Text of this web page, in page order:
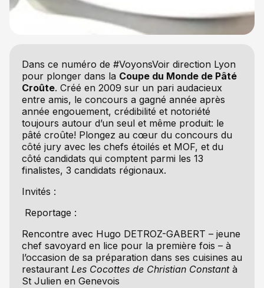
Dans ce numéro de #VoyonsVoir direction Lyon
pour plonger dans la Coupe du Monde de Pâté
Croûte. Créé en 2009 sur un pari audacieux
entre amis, le concours a gagné année après
année engouement, crédibilité et notoriété
toujours autour d’un seul et même produit: le
pâté croûte! Plongez au cœur du concours du
côté jury avec les chefs étoilés et MOF, et du
côté candidats qui comptent parmi les 13
finalistes, 3 candidats régionaux.
Invités :
Reportage :
Rencontre avec Hugo DETROZ-GABERT – jeune
chef savoyard en lice pour la première fois – à
l’occasion de sa préparation dans ses cuisines au
restaurant Les Cocottes de Christian Constantà
St Julien en Genevois